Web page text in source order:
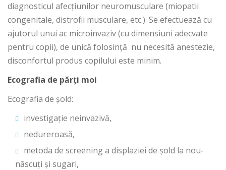
diagnosticul afecțiunilor neuromusculare (miopatii
congenitale, distrofii musculare, etc.). Se efectuează cu
ajutorul unui ac microinvaziv (cu dimensiuni adecvate
pentru copii), de unică folosință nu necesită anestezie,
disconfortul produs copilului este minim.
Ecografia de părți moi
Ecografia de șold:
investigație neinvazivă,
nedureroasă,
metoda de screening a displaziei de șold la nou-
născuți și sugari,